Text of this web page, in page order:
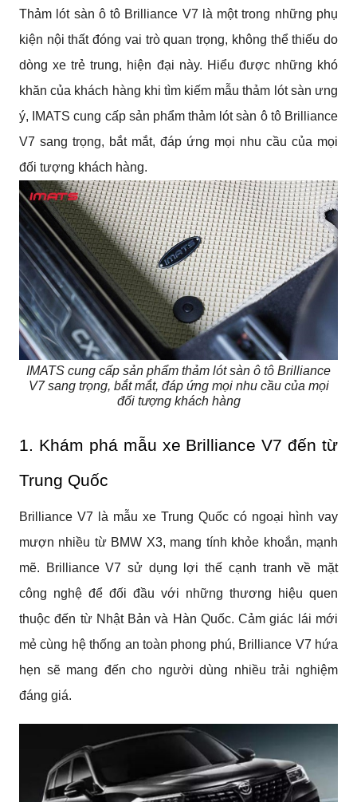
Thảm lót sàn ô tô Brilliance V7 là một trong những phụ
kiện nội thất đóng vai trò quan trọng, không thể thiếu do
dòng xe trẻ trung, hiện đại này. Hiểu được những khó
khăn của khách hàng khi tìm kiếm mẫu thảm lót sàn ưng
ý, IMATS cung cấp sản phẩm thảm lót sàn ô tô Brilliance
V7 sang trọng, bắt mắt, đáp ứng mọi nhu cầu của mọi
đối tượng khách hàng.
IMATS cung cấp sản phẩm thảm lót sàn ô tô Brilliance
V7 sang trọng, bắt mắt, đáp ứng mọi nhu cầu của mọi
đối tượng khách hàng
1. Khám phá mẫu xe Brilliance V7 đến từ
Trung Quốc
Brilliance V7 là mẫu xe Trung Quốc có ngoại hình vay
mượn nhiều từ BMW X3, mang tính khỏe khoắn, mạnh
mẽ. Brilliance V7 sử dụng lợi thế cạnh tranh về mặt
công nghệ để đối đầu với những thương hiệu quen
thuộc đến từ Nhật Bản và Hàn Quốc. Cảm giác lái mới
mẻ cùng hệ thống an toàn phong phú, Brilliance V7 hứa
hẹn sẽ mang đến cho người dùng nhiều trải nghiệm
đáng giá.